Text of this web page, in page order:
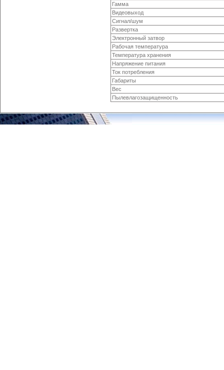
Гамма
Видеовыход
Сигнал/шум
Развертка
Электронный затвор
Рабочая температура
Температура хранения
Напряжение питания
Ток потребления
Габариты
Вес
Пылевлагозащищенность